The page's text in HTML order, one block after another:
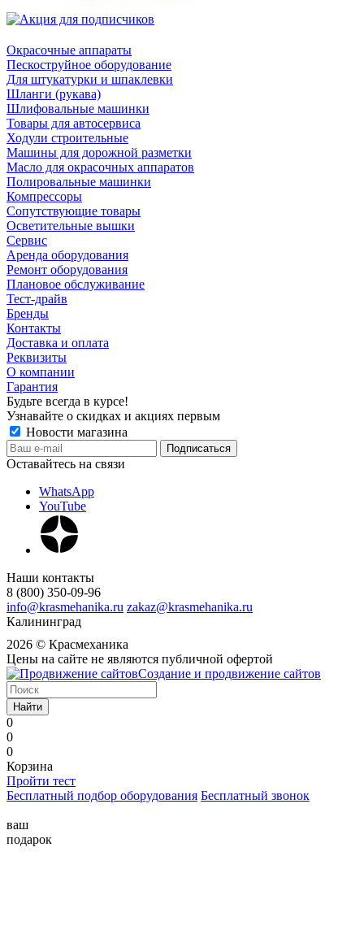
Окрасочные аппараты
Пескоструйное оборудование
Для штукатурки и шпаклевки
Шланги (рукава)
Шлифовальные машинки
Товары для автосервиса
Ходули строительные
Машины для дорожной разметки
Масло для окрасочных аппаратов
Полировальные машинки
Компрессоры
Сопутствующие товары
Осветительные вышки
Сервис
Аренда оборудования
Ремонт оборудования
Плановое обслуживание
Тест-драйв
Бренды
Контакты
Доставка и оплата
Реквизиты
О компании
Гарантия
Будьте всегда в курсе!
Узнавайте о скидках и акциях первым
Новости магазина
Оставайтесь на связи
WhatsApp
YouTube
Наши контакты
8 (800) 350-09-96
info@krasmehanika.ru zakaz@krasmehanika.ru
Калининград
2026 © Красмеханика
Цены на сайте не являются публичной офертой
Создание и продвижение сайтов
Найти
0
0
0
Корзина
Пройти тест
Бесплатный подбор оборудования Бесплатный звонок
ваш
подарок